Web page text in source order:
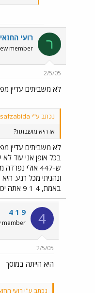
ר רועי
member
2/5/05
לא משביתים עדיין
נכתב ע"י amitasafzabida:
אז היא מושבתת?
לא משביתים עדיין
בכל אופן אני עוד
ש-447 אולי
ונהניתי מכל רגע.
באמת, 4 1 9 אתה יכול לנו מה היא עשתה בחניון אזור?
4
4 1 9
member
2/5/05
היא הייתה במוסך
נכתב ע"י רועי